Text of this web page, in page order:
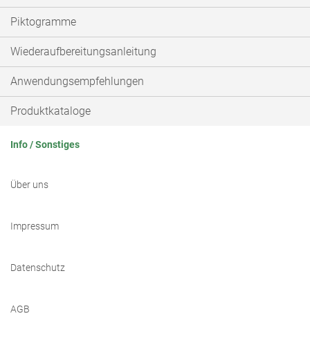
Piktogramme
Wiederaufbereitungsanleitung
Anwendungsempfehlungen
Produktkataloge
Info / Sonstiges
Über uns
Impressum
Datenschutz
AGB